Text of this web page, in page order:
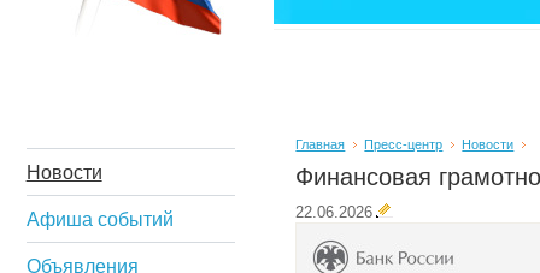
Новости
Афиша событий
Объявления
Главная Пресс-центр Новости
Финансовая
22.06.2026